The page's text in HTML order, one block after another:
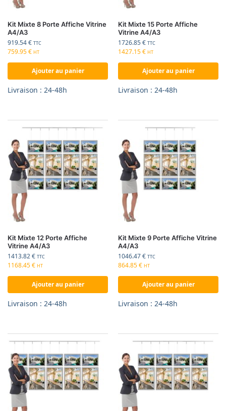
Kit Mixte 8 Porte Affiche Vitrine
A4/A3
919.54€ TTC
759.95€ HT
Ajouter au panier
Livraison : 24-48h
Kit Mixte 15 Porte Affiche
Vitrine A4/A3
1726.85€ TTC
1427.15€ HT
Ajouter au panier
Livraison : 24-48h
Kit Mixte 12 Porte Affiche
Vitrine A4/A3
1413.82€ TTC
1168.45€ HT
Ajouter au panier
Livraison : 24-48h
Kit Mixte 9 Porte Affiche Vitrine
A4/A3
1046.47€ TTC
864.85€ HT
Ajouter au panier
Livraison : 24-48h